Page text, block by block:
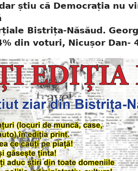
știu că Democrația nu
Bistrița-Năsăud.
din voturi, Nicușor Dan-